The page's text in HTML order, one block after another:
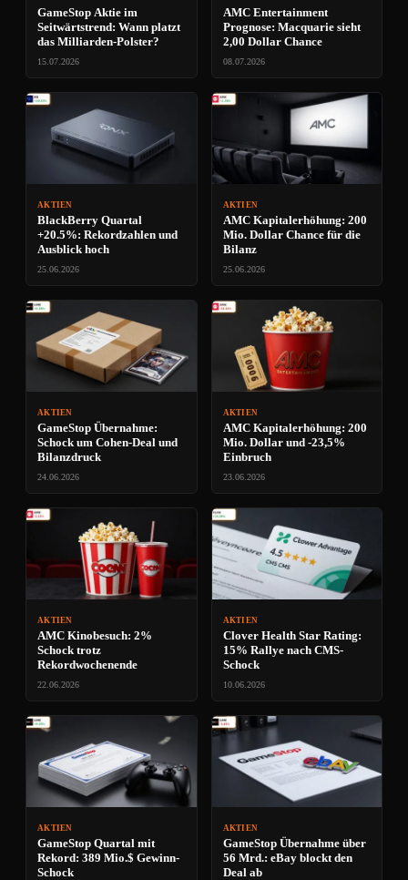
GameStop Aktie im
Seitwärtstrend: Wann platzt
das Milliarden-Polster?
15.07.2026
AMC Entertainment
Prognose: Macquarie sieht
2,00 Dollar Chance
08.07.2026
AKTIEN
BlackBerry Quartal
+20.5%: Rekordzahlen und
Ausblick hoch
25.06.2026
AKTIEN
AMC Kapitalerhöhung: 200
Mio. Dollar Chance für die
Bilanz
25.06.2026
AKTIEN
GameStop Übernahme:
Schock um Cohen-Deal und
Bilanzdruck
24.06.2026
AKTIEN
AMC Kapitalerhöhung: 200
Mio. Dollar und -23,5%
Einbruch
23.06.2026
AKTIEN
AMC Kinobesuch: 2%
Schock trotz
Rekordwochenende
22.06.2026
AKTIEN
Clover Health Star Rating:
15% Rallye nach CMS-
Schock
10.06.2026
AKTIEN
GameStop Quartal mit
Rekord: 389 Mio.$ Gewinn-
Schock
AKTIEN
GameStop Übernahme über
56 Mrd.: eBay blockt den
Deal ab